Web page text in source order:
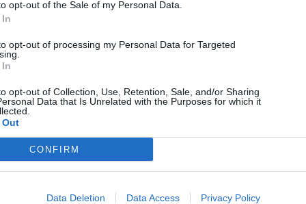
opt-out of the Sale of my Personal Data.
opt-out of processing my Personal Data for Targeted
opt-out of Collection, Use, Retention, Sale, and/or Sharing
Data that Is Unrelated with the Purposes for which it
CONFIRM
Data Deletion Data Access Privacy Policy
Revolut: Ανακοινώνει αλλαγές για όλους τους